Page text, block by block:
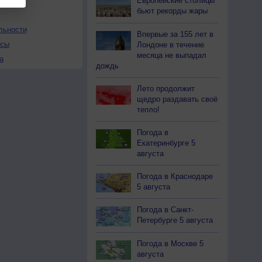
бьют рекорды жары
Впервые за 155 лет в
Лондоне в течение
месяца не выпадал
дождь
Лето продолжит
щедро раздавать своё
тепло!
Погода в
Екатеринбурге 5
августа
Погода в Краснодаре
5 августа
Погода в Санкт-
Петербурге 5 августа
Погода в Москве 5
августа